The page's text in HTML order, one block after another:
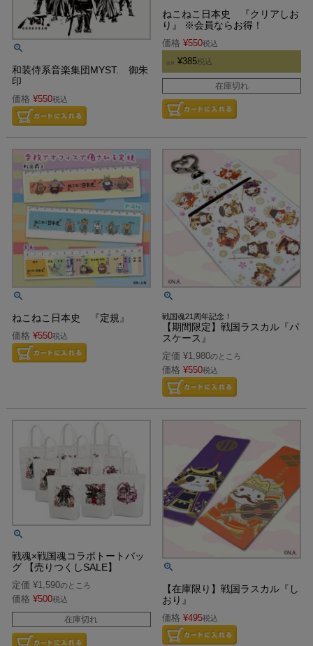
和装侍系音楽集団MYST. 御朱
印
価格 ¥550税込
ねこねこ日本史 『クリアしお
り』 ※会員ならお得！
価格 ¥550税込
会員 ¥385税込
在庫切れ
ねこねこ日本史 『定規』
価格 ¥550税込
戦国魂21周年記念！
【期間限定】戦国ラスカル『パ
スケース』
定価 ¥1,980のところ
価格 ¥550税込
戦魂×戦国魂コラボトートバッ
グ 【売りつくしSALE】
定価 ¥1,590のところ
価格 ¥500税込
在庫切れ
【在庫限り】戦国ラスカル『し
おり』
価格 ¥495税込